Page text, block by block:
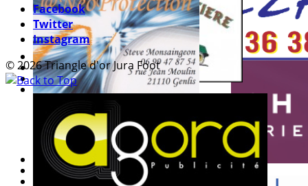
Facebook
Twitter
Instagram
© 2026 Triangle d'or Jura Foot